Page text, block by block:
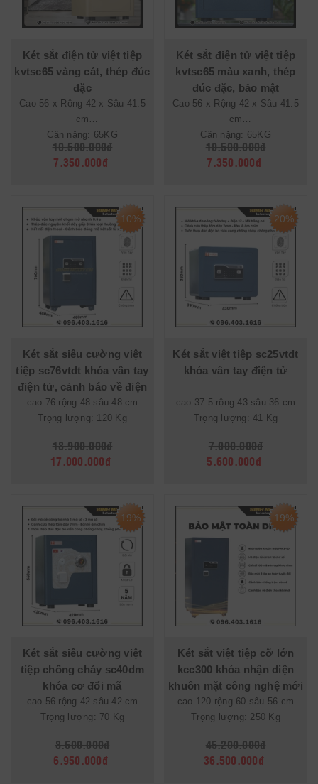
Két sắt điện tử việt tiệp
kvtsc65 vàng cát, thép đúc
đặc
Cao 56 x Rộng 42 x Sâu 41.5
cm
Cân nặng: 65KG
10.500.000đ
7.350.000đ
Két sắt điện tử việt tiệp
kvtsc65 màu xanh, thép
đúc đặc, bảo mật
Cao 56 x Rộng 42 x Sâu 41.5
cm
Cân nặng: 65KG
10.500.000đ
7.350.000đ
10%
Két sắt siêu cường việt
tiệp sc76vtdt khóa vân tay
điện tử, cảnh báo về điện
thoại
cao 76 rộng 48 sâu 48 cm
Trọng lượng: 120 Kg
18.900.000đ
17.000.000đ
20%
Két sắt việt tiệp sc25vtdt
khóa vân tay điện tử
cao 37.5 rộng 43 sâu 36 cm
Trọng lượng: 41 Kg
7.000.000đ
5.600.000đ
19%
Két sắt siêu cường việt
tiệp chống cháy sc40dm
khóa cơ đổi mã
cao 56 rộng 42 sâu 42 cm
Trọng lượng: 70 Kg
8.600.000đ
6.950.000đ
19%
Két sắt việt tiệp cỡ lớn
kcc300 khóa nhận diện
khuôn mặt công nghệ mới
cao 120 rộng 60 sâu 56 cm
Trọng lượng: 250 Kg
45.200.000đ
36.500.000đ